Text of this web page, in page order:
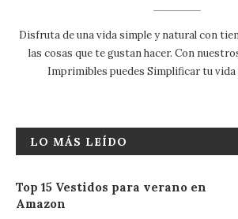
Disfruta de una vida simple y natural con
las cosas que te gustan hacer. Con
Imprimibles puedes Simplificar tu vida
LO MÁS LEÍDO
Top 15 Vestidos para verano en
Amazon